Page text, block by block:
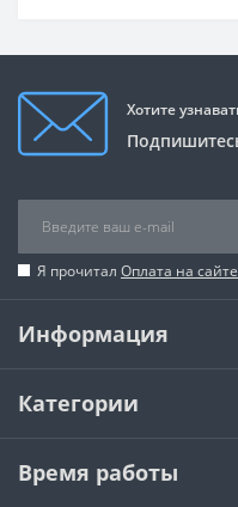
Хотите
Я прочитал Оплата на
Информация
Категории
Время работы